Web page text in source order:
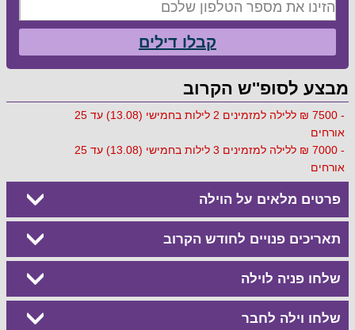
קבלו דילים
מבצע לסופ''ש הקרוב
- 7500 ₪ ללילה למזמינים 2 לילות בחמישי (13.08) עד 25
אורחים
- 7000 ₪ ללילה למזמינים 3 לילות בחמישי (13.08) עד 25
אורחים
פרטים מלאים על הוילה
תאריכים פנויים לחודש הקרוב
שלחו פניה לוילה
שלחו וילה לחבר